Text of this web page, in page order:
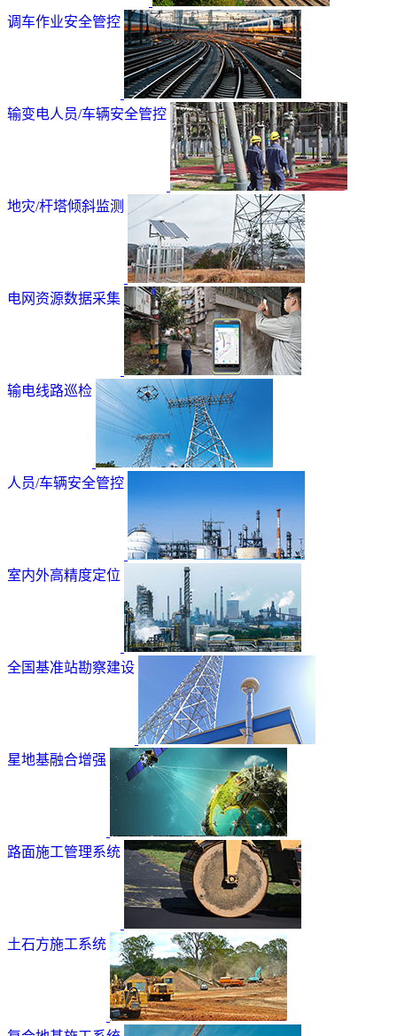
调车作业安全管控
输变电人员/车辆安全管控
地灾/杆塔倾斜监测
电网资源数据采集
输电线路巡检
人员/车辆安全管控
室内外高精度定位
全国基准站勘察建设
星地基融合增强
路面施工管理系统
土石方施工系统